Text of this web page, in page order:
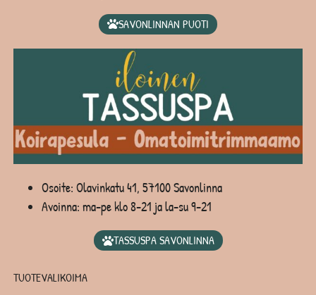
SAVONLINNAN PUOTI
Osoite: Olavinkatu 41, 57100 Savonlinna
Avoinna: ma-pe klo 8-21 ja la-su 9-21
TASSUSPA SAVONLINNA
TUOTEVALIKOIMA